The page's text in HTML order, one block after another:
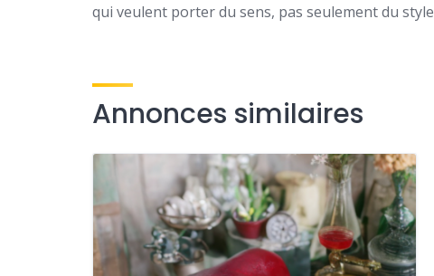
qui veulent porter du sens, pas seulement du style
Annonces similaires